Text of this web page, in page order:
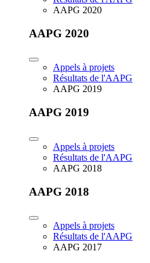
AAPG 2020
AAPG 2020
Appels à projets
Résultats de l'AAPG
AAPG 2019
AAPG 2019
Appels à projets
Résultats de l'AAPG
AAPG 2018
AAPG 2018
Appels à projets
Résultats de l'AAPG
AAPG 2017